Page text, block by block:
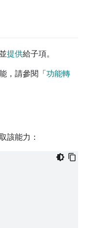
提供給子項。
，請參閱「功能轉
該能力：